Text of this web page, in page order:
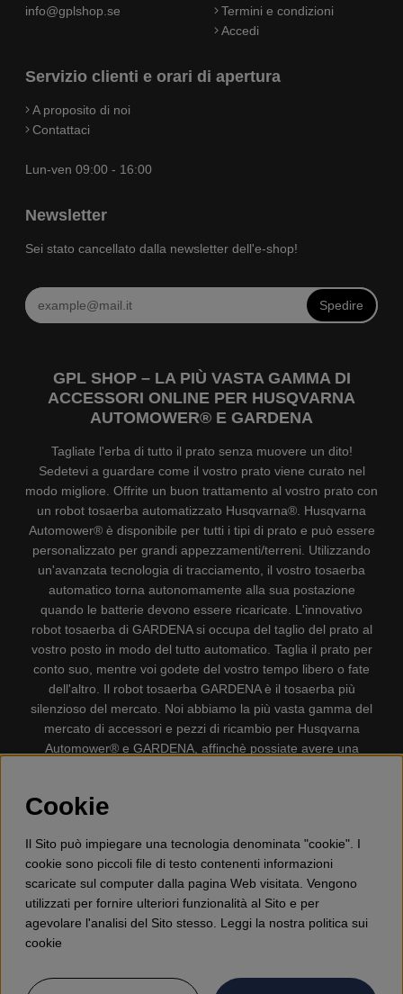
info@gplshop.se
Termini e condizioni
Accedi
Servizio clienti e orari di apertura
A proposito di noi
Contattaci
Lun-ven 09:00 - 16:00
Newsletter
Sei stato cancellato dalla newsletter dell'e-shop!
Spedire
GPL SHOP – LA PIÙ VASTA GAMMA DI
ACCESSORI ONLINE PER HUSQVARNA
AUTOMOWER® E GARDENA
Tagliate l'erba di tutto il prato senza muovere un dito!
Sedetevi a guardare come il vostro prato viene curato nel
modo migliore. Offrite un buon trattamento al vostro prato con
un robot tosaerba automatizzato Husqvarna®. Husqvarna
Automower® è disponibile per tutti i tipi di prato e può essere
personalizzato per grandi appezzamenti/terreni. Utilizzando
un'avanzata tecnologia di tracciamento, il vostro tosaerba
automatico torna autonomamente alla sua postazione
quando le batterie devono essere ricaricate. L'innovativo
robot tosaerba di GARDENA si occupa del taglio del prato al
vostro posto in modo del tutto automatico. Taglia il prato per
conto suo, mentre voi godete del vostro tempo libero o fate
dell'altro. Il robot tosaerba GARDENA è il tosaerba più
silenzioso del mercato. Noi abbiamo la più vasta gamma del
mercato di accessori e pezzi di ricambio per Husqvarna
Automower® e GARDENA, affinchè possiate avere una
Accessori per la protezione personale, Decespugliatori,
Aspirapolvere, Mototroncatrici, Attrezzature Forestali,
Lubrificanti, Carburanti, Giocattolo per bambini ETC.
Cookie
Il Sito può impiegare una tecnologia denominata "cookie". I
cookie sono piccoli file di testo contenenti informazioni
scaricate sul computer dalla pagina Web visitata. Vengono
utilizzati per fornire ulteriori funzionalità al Sito e per
agevolare l'analisi del Sito stesso. Leggi la nostra politica sui
cookie